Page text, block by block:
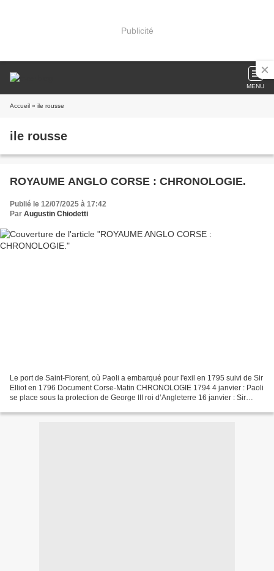
Publicité
MENU
Accueil » ile rousse
ile rousse
ROYAUME ANGLO CORSE : CHRONOLOGIE.
Publié le 12/07/2025 à 17:42
Par Augustin Chiodetti
Le port de Saint-Florent, où Paoli a embarqué pour l'exil en 1795 suivi de Sir
Elliot en 1796 Document Corse-Matin CHRONOLOGIE 1794 4 janvier : Paoli
se place sous la protection de George III roi d’Angleterre 16 janvier : Sir